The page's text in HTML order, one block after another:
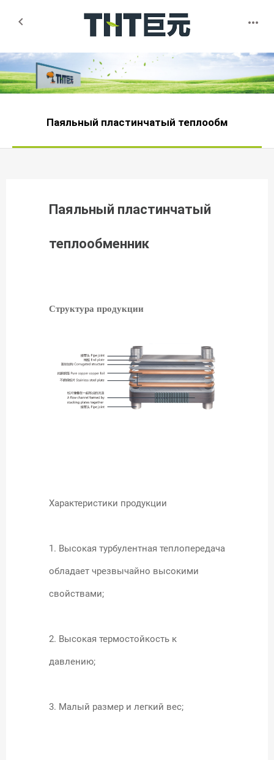
 
Паяльный пластинчатый теплообм
Паяльный пластинчатый
теплообменник
Структура продукции
Характеристики продукции
1. Высокая турбулентная теплопередача
обладает чрезвычайно высокими
свойствами;
2. Высокая термостойкость к
давлению;
3. Малый размер и легкий вес;